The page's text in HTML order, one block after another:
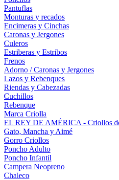
Pantuflas
Monturas y recados
Encimeras y Cinchas
Caronas y Jergones
Culeros
Estriberas y Estribos
Frenos
Adorno / Caronas y Jergones
Lazos y Rebenques
Riendas y Cabezadas
Cuchillos
Rebenque
Marca Criolla
EL REY DE AMÉRICA - Criollos
Gato, Mancha y Aimé
Gorro Criollos
Poncho Adulto
Poncho Infantil
Campera Neopreno
Chaleco